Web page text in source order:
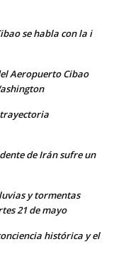
se habla con la i
Aeropuerto Cibao
de Irán sufre un
y tormentas
21 de mayo
histórica y el